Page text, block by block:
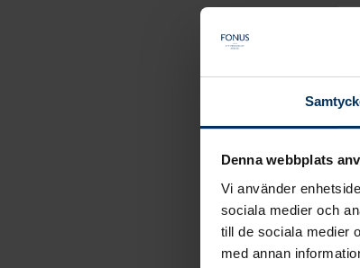
Denna webbplats
Vi använder
sociala medier och
till de sociala medier
med annan